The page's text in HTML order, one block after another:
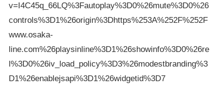
v=I4C45q_66LQ%3Fautoplay%3D0%26mute%3D0%26
controls%3D1%26origin%3Dhttps%253A%252F%252F
www.osaka-
line.com%26playsinline%3D1%26showinfo%3D0%26re
l%3D0%26iv_load_policy%3D3%26modestbranding%3
D1%26enablejsapi%3D1%26widgetid%3D7